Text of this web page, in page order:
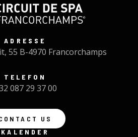
ADRESSE
55 B-4970 Francorchamps
TELEFON
087 29 37 00
US
KALENDER